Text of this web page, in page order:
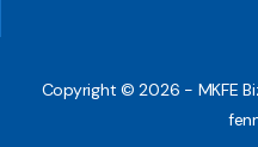
Copyright © 2026 - MKFE